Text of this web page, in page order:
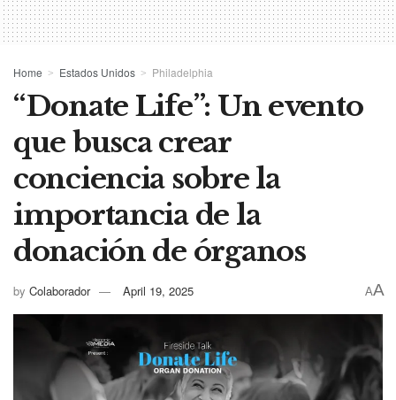
Home Estados Unidos Philadelphia
“Donate Life”: Un evento
que busca crear
conciencia sobre la
importancia de la
donación de órganos
by Colaborador April 19, 2025 AA